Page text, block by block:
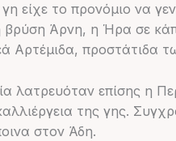
είχε το προνόμιο να
βρύση Άρνη, η Ήρα σε
Αρτέμιδα, προστάτιδα
λατρευόταν επίσης η
της γης.
στον Άδη.